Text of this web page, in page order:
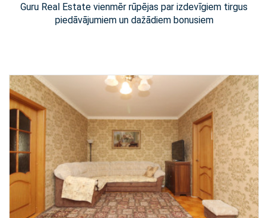
Guru Real Estate vienmēr rūpējas par izdevīgiem tirgus
piedāvājumiem un dažādiem bonusiem